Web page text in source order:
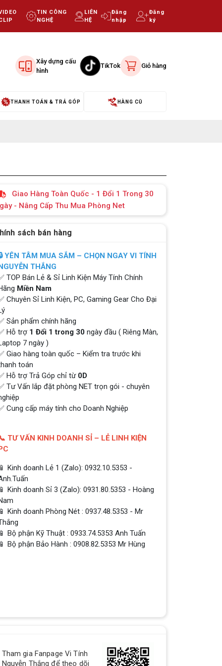
TIN CÔNG
NGHỆ
LIÊN
HỆ
Đăng
nhập
Đăng
ký
Xây dựng cấu
hình
TikTok Giỏ hàng
THANH TOÁN & TRẢ GÓP HÀNG CŨ
Giao Hàng Toàn Quốc - 1 Đổi 1 Trong 30
- Nâng Cấp Thu Mua Phòng Net
sách bán hàng
YÊN TÂM MUA SẮM – CHỌN NGAY VI TÍNH
THẮNG
TOP Bán Lẻ & Sỉ Linh Kiện Máy Tính Chính
Miền Nam
Chuyên Sỉ Linh Kiện, PC, Gaming Gear Cho Đại
Sản phẩm chính hãng
Hỗ trợ 1 Đổi 1 trong 30 ngày đầu ( Riêng Màn,
7 ngày )
Giao hàng toàn quốc – Kiểm tra trước khi
toán
Hỗ trợ Trả Góp chỉ từ 0D
Tư Vấn lắp đặt phòng NET trọn gói - chuyên
Cung cấp máy tính cho Doanh Nghiệp
TƯ VẤN KINH DOANH SỈ – LẺ LINH KIỆN
📱 Kinh doanh Lẻ 1 (Zalo): 0932.10.5353 -
📱 Kinh doanh Sỉ 3 (Zalo): 0931.80.5353 - Hoàng
📱 Kinh doanh Phòng Nét : 0937.48.5353 - Mr
📱 Bộ phận Kỹ Thuật : 0933.74.5353 Anh Tuấn
📱 Bộ phận Bảo Hành : 0908.82.5353 Mr Hùng
Tham gia Fanpage Vi Tính
Nguyễn Thắng để theo dõi
QUÀ TẶNG TƯNG BỪNG -
CHÀO MỪNG NĂM MỚI